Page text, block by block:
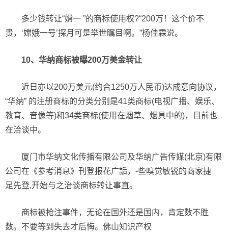
多少钱转让“嫦一 ”的商标使用权?“200万！这个价不
贵，‘嫦娥一号’探月可是举世瞩目啊。”杨佳霖说。
10、华纳商标被曝200万美金转让
近日亦以200万美元(约合1250万人民币)达成意向协议，
“华纳” 的注册商标的分类分别是41类商标(电视广播、娱乐、
教育、音像等)和34类商标(使用在烟草、烟具中的)，目前也
在洽谈中。
厦门市华纳文化传播有限公司及华纳广告传媒(北京)有限
公司在《参考消息》刊登报花广詬，-些嗅觉敏锐的商家捷
足先登,开始与之治谈商标转让事直。
商标被抢注事件，无论在国外还是国内，肯定数不胜
数。不要等到失去才后悔。佛山知识产权